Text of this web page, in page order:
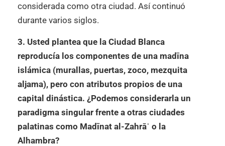
considerada como otra ciudad. Así continuó
durante varios siglos.
3. Usted plantea que la Ciudad Blanca
reproducía los componentes de una madīna
islámica (murallas, puertas, zoco, mezquita
aljama), pero con atributos propios de una
capital dinástica. ¿Podemos considerarla un
paradigma singular frente a otras ciudades
palatinas como Madīnat al-Zahrāʾ o la
Alhambra?